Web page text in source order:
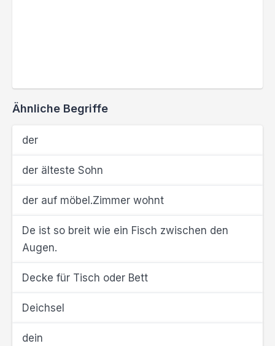
Ähnliche Begriffe
der
der älteste Sohn
der auf möbel.Zimmer wohnt
De ist so breit wie ein Fisch zwischen den
Augen.
Decke für Tisch oder Bett
Deichsel
dein